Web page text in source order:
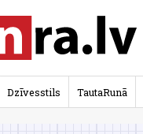
Dzīvesstils TautaRunā